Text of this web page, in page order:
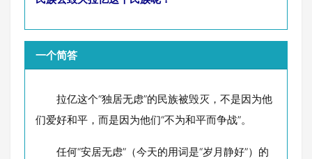
一个简答
拉亿这个“独居无虑”的民族被毁灭，不是因为他
们爱好和平，而是因为他们“不为和平而争战”。
任何“安居无虑”（今天的用词是“岁月静好”）的